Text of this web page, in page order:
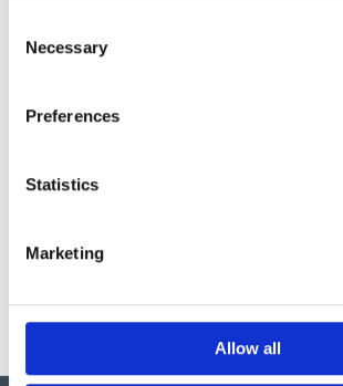
Selection
Necessary
Preferences
Statistics
Marketing
Allow all
Produktens utseende kan avvika mot de